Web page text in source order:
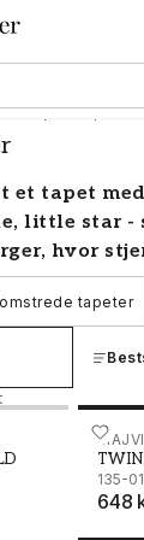
Stjernetapeter
et tapet
little star -
hvor
på
lyserød
vores
på
stjerner på
tapeter
- 112642
135-01
648